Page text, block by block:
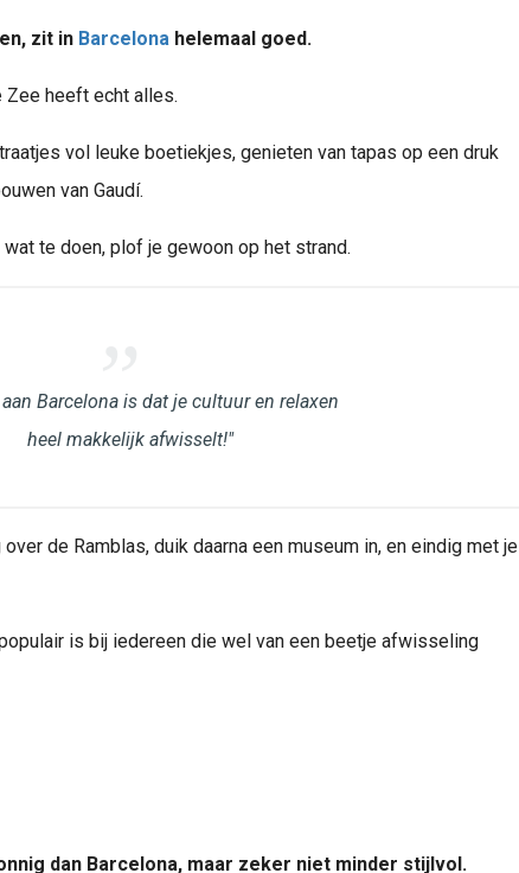
zit in Barcelonahelemaal goed.
heeft echt alles.
vol leuke boetiekjes, genieten van tapas op een druk
van Gaudí.
te doen, plof je gewoon op het strand.
Barcelona is dat je cultuur en relaxen
heel makkelijk afwisselt!"
de Ramblas, duik daarna een museum in, en eindig met je
is bij iedereen die wel van een beetje afwisseling
dan Barcelona, maar zeker niet minder stijlvol.